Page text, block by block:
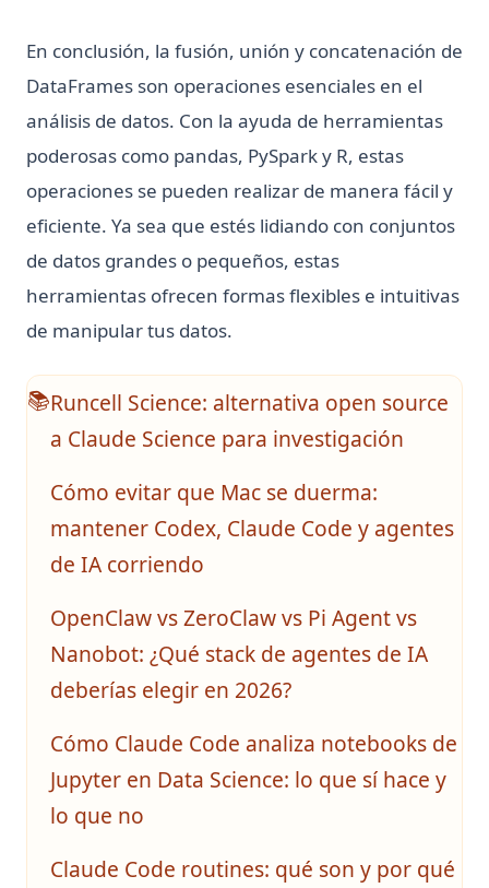
En conclusión, la fusión, unión y concatenación de
DataFrames son operaciones esenciales en el
análisis de datos. Con la ayuda de herramientas
poderosas como pandas, PySpark y R, estas
operaciones se pueden realizar de manera fácil y
eficiente. Ya sea que estés lidiando con conjuntos
de datos grandes o pequeños, estas
herramientas ofrecen formas flexibles e intuitivas
de manipular tus datos.
📚Runcell Science: alternativa open source
a Claude Science para investigación
Cómo evitar que Mac se duerma:
mantener Codex, Claude Code y agentes
de IA corriendo
OpenClaw vs ZeroClaw vs Pi Agent vs
Nanobot: ¿Qué stack de agentes de IA
deberías elegir en 2026?
Cómo Claude Code analiza notebooks de
Jupyter en Data Science: lo que sí hace y
lo que no
Claude Code routines: qué son y por qué